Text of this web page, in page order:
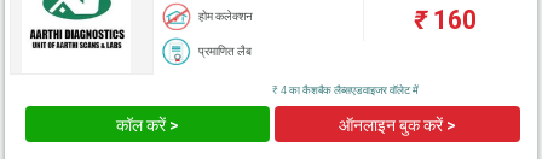
होम कलेक्शन
प्रमाणित लैब
₹160
₹ 4 का कैशबैक लैब्सएडवाइजर वॉलेट में
कॉल करें > ऑनलाइन बुक करें >